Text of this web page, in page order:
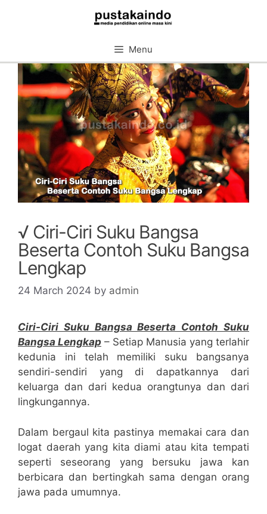
Menu
√ Ciri-Ciri Suku Bangsa
Beserta Contoh Suku Bangsa
Lengkap
24 March 2024 by admin
Ciri-Ciri Suku Bangsa Beserta Contoh Suku
Bangsa Lengkap – Setiap Manusia yang terlahir
kedunia ini telah memiliki suku bangsanya
sendiri-sendiri yang di dapatkannya dari
keluarga dan dari kedua orangtunya dan dari
lingkungannya.
Dalam bergaul kita pastinya memakai cara dan
logat daerah yang kita diami atau kita tempati
seperti seseorang yang bersuku jawa kan
berbicara dan bertingkah sama dengan orang
jawa pada umumnya.